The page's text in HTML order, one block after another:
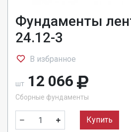
Фундаменты
24.12-3
В избранное
шт 12 066
Сборные фундаменты
Купить